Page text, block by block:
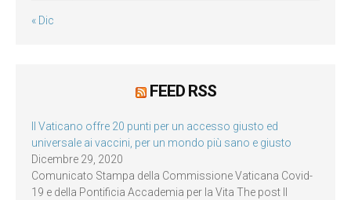
« Dic
FEED RSS
Il Vaticano offre 20 punti per un accesso giusto ed
universale ai vaccini, per un mondo più sano e giusto
Dicembre 29, 2020
Comunicato Stampa della Commissione Vaticana Covid-
19 e della Pontificia Accademia per la Vita The post Il